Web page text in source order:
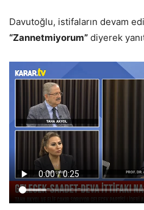
Davutoğlu, istifaların devam
“Zannetmiyorum” diyerek